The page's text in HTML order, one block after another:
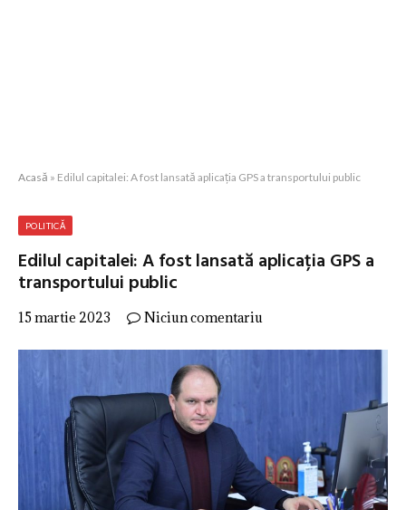
Acasă » Edilul capitalei: A fost lansată aplicația GPS a transportului public
POLITICĂ
Edilul capitalei: A fost lansată aplicația GPS a
transportului public
15 martie 2023 Niciun comentariu